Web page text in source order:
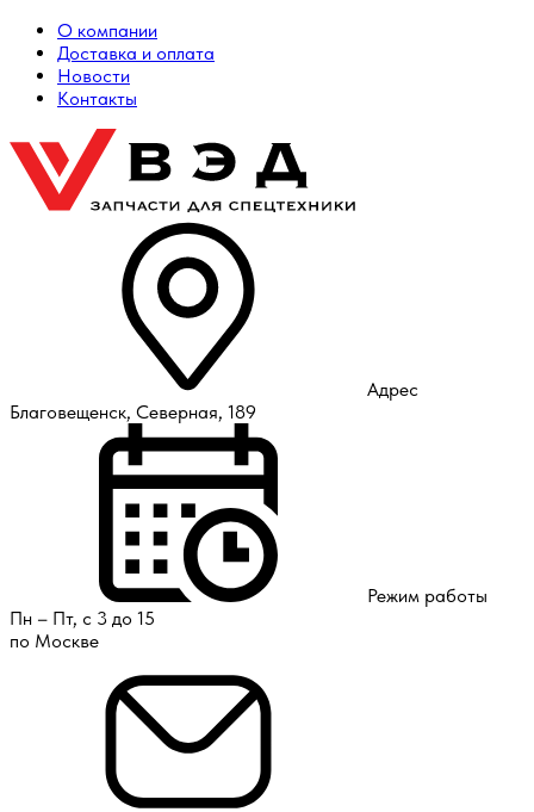
О компании
Доставка и оплата
Новости
Контакты
Адрес
Благовещенск, Северная, 189
Режим работы
Пн – Пт, с 3 до 15
по Москве